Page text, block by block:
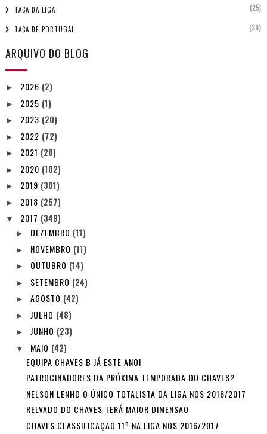
TAÇA DA LIGA (25)
TAÇA DE PORTUGAL (38)
ARQUIVO DO BLOG
► 2026 (2)
► 2025 (1)
► 2023 (20)
► 2022 (72)
► 2021 (28)
► 2020 (102)
► 2019 (301)
► 2018 (257)
▼ 2017 (349)
► DEZEMBRO (11)
► NOVEMBRO (11)
► OUTUBRO (14)
► SETEMBRO (24)
► AGOSTO (42)
► JULHO (48)
► JUNHO (23)
▼ MAIO (42)
EQUIPA CHAVES B JÁ ESTE ANO!
PATROCINADORES DA PRÓXIMA TEMPORADA DO CHAVES?
NELSON LENHO O ÚNICO TOTALISTA DA LIGA NOS 2016/2017
RELVADO DO CHAVES TERÁ MAIOR DIMENSÃO
CHAVES CLASSIFICAÇÃO 11º NA LIGA NOS 2016/2017